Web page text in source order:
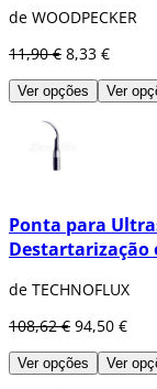
de WOODPECKER
11,90 € 8,33 €
Ver opções Ver
Ponta para
Destartarização
de TECHNOFLUX
108,62 € 94,50 €
Ver opções Ver